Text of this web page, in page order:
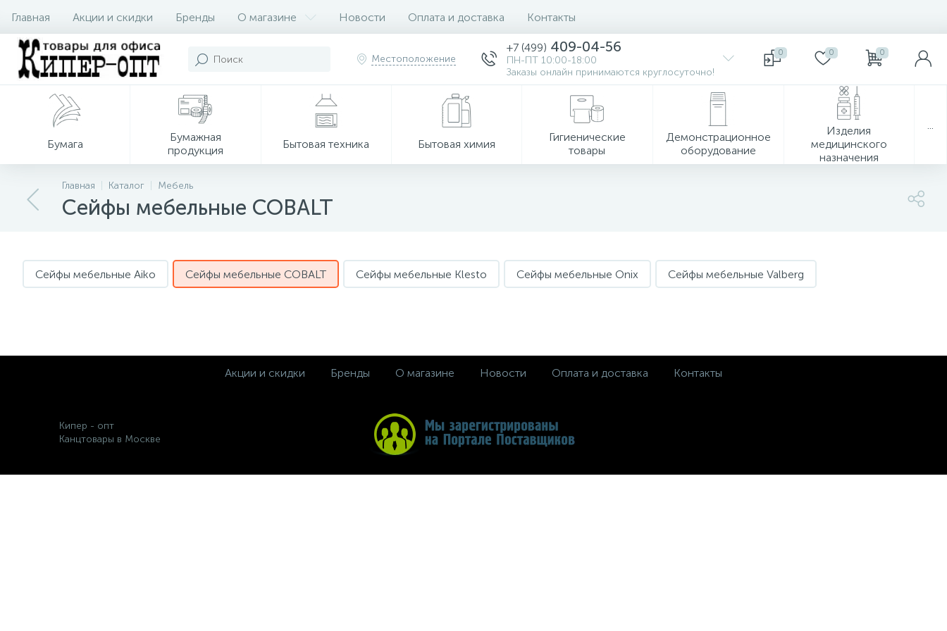
Главная Акции и скидки Бренды О магазине Новости Оплата и доставка Контакты
Местоположение
+7 (499) 409-04-56
ПН-ПТ 10:00-18:00
Заказы онлайн принимаются круглосуточно!
0 0 0
Бумага
Бумажная
продукция
Бытовая техника Бытовая химия
Гигиенические
товары
Демонстрационное
оборудование
Изделия
медицинского
назначения
Главная Каталог Мебель
Сейфы мебельные COBALT
Сейфы мебельные Aiko Сейфы мебельные COBALT Сейфы мебельные Klesto Сейфы мебельные Onix Сейфы мебельные Valberg
Акции и скидки Бренды О магазине Новости Оплата и доставка Контакты
Кипер - опт
Канцтовары в Москве